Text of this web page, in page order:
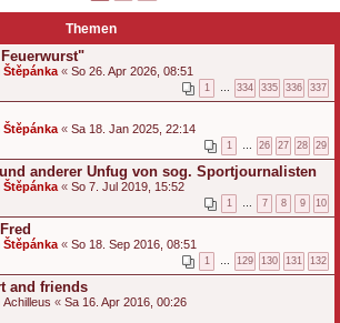
Themen
Štěpánka « So 26. Apr 2026, 08:51
1 334 335 336 337
Štěpánka « Sa 18. Jan 2025, 22:14
1 26 27 28 29
anderer Unfug von sog. Sportjournalisten
Štěpánka « So 7. Jul 2019, 15:52
1 7 8 9 10
Štěpánka « So 18. Sep 2016, 08:51
1 129 130 131 132
and friends
Achilleus « Sa 16. Apr 2016, 00:26